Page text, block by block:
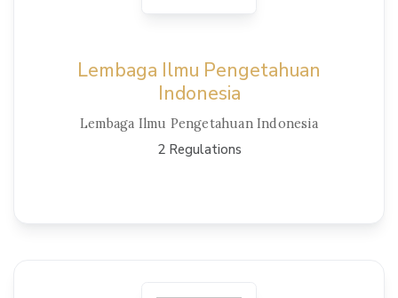
Lembaga Ilmu Pengetahuan
Indonesia
Lembaga Ilmu Pengetahuan Indonesia
2 Regulations
View Details